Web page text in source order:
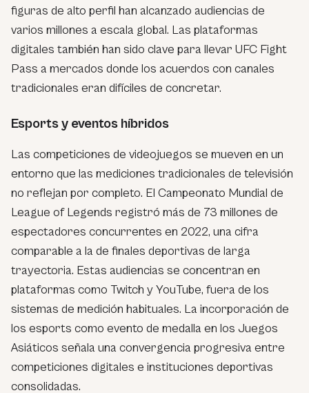
figuras de alto perfil han alcanzado audiencias de
varios millones a escala global. Las plataformas
digitales también han sido clave para llevar UFC Fight
Pass a mercados donde los acuerdos con canales
tradicionales eran difíciles de concretar.
Esports y eventos híbridos
Las competiciones de videojuegos se mueven en un
entorno que las mediciones tradicionales de televisión
no reflejan por completo. El Campeonato Mundial de
League of Legends registró más de 73 millones de
espectadores concurrentes en 2022, una cifra
comparable a la de finales deportivas de larga
trayectoria. Estas audiencias se concentran en
plataformas como Twitch y YouTube, fuera de los
sistemas de medición habituales. La incorporación de
los esports como evento de medalla en los Juegos
Asiáticos señala una convergencia progresiva entre
competiciones digitales e instituciones deportivas
consolidadas.